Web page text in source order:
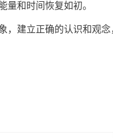
量和时间恢复如初。
建立正确的认识和观念